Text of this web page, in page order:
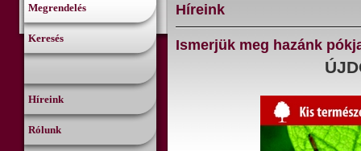
Megrendelés
Keresés
Híreink
Rólunk
Híreink
Ismerjük meg hazánk